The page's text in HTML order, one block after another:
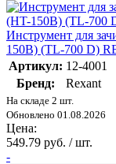
Инструмент для
150В) (TL-700 D)
Артикул: 12-4001
Бренд:
Rexant
На складе 2 шт.
Обновлено 01.08.2026
Цена:
549.79 руб. / шт.
-